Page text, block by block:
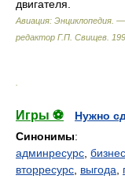
двигателя.
Авиация: Энциклопедия.
редактор Г.П. Свищев
Игры ⚽
Нужно
Синонимы:
админресурс
вторресурс выгода